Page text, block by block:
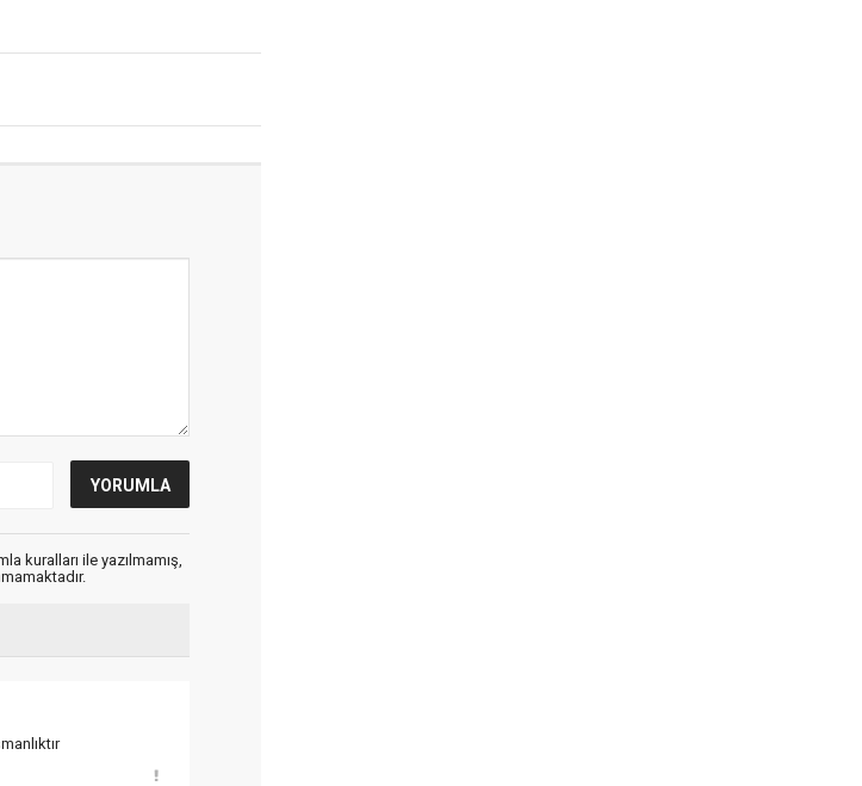
kuralları ile yazılmamış,